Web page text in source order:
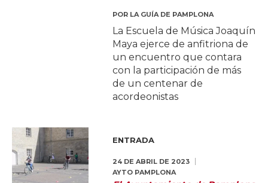
POR LA GUÍA DE PAMPLONA
La Escuela de Música Joaquín
Maya ejerce de anfitriona de
un encuentro que contara
con la participación de más
de un centenar de
acordeonistas
ENTRADA
24 DE ABRIL DE 2023
AYTO PAMPLONA